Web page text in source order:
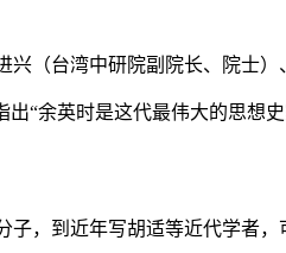
（台湾中研院副院长、院士
“余英时是这代最伟大的思想
，到近年写胡适等近代学者